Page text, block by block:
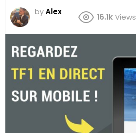
byAlex
16.1kViews